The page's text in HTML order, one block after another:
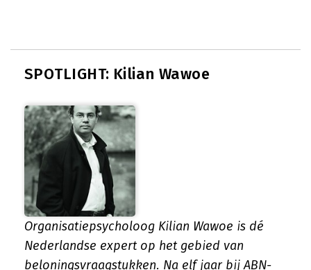
SPOTLIGHT: Kilian Wawoe
Organisatiepsycholoog Kilian Wawoe is dé
Nederlandse expert op het gebied van
beloningsvraagstukken. Na elf jaar bij ABN-